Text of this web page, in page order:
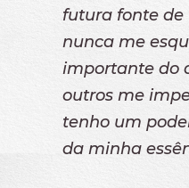
futura fonte de
nunca me
importante do
outros me
tenho um
da minha